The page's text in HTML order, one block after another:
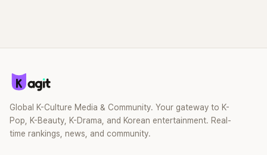
Global K-Culture Media & Community. Your gateway to K-
Pop, K-Beauty, K-Drama, and Korean entertainment. Real-
time rankings, news, and community.